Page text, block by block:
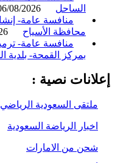
الساحل
06/08/2026
منافسة عامة- إنشاء
محافظة الأسياح
2026
منافسة عامة- ترميم
بمركز القمحة- بلدية
نصية :
السعودية الرياضي
الرياضة السعودية
من الامارات